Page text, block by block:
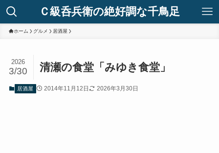
Ｃ級呑兵衛の絶好調な千鳥足
ホーム グルメ 居酒屋
清瀬の食堂「みゆき食堂」
2026
3/30
居酒屋 2014年11月12日 2026年3月30日